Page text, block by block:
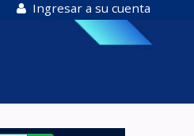
Ingresar a su cuenta